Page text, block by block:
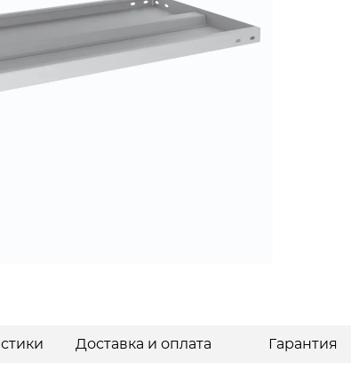
Доставка и оплата Гарантия